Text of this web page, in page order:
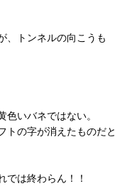
、トンネルの向こうも
いバネではない。
の字が消えたものだと
は終わらん！！